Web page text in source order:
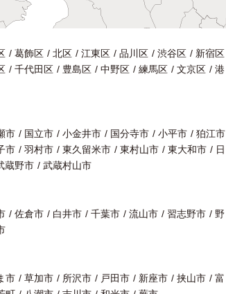
葛飾区 北区 江東区 品川区 渋谷区
新宿区
千代田区 豊島区 中野区 練馬区 文京区
港
市 国立市 小金井市 国分寺市 小平市
狛江市
市 羽村市 東久留米市 東村山市 東大和市
日
蔵野市 武蔵村山市
佐倉市 白井市 千葉市 流山市 習志野市
野
市 草加市 所沢市 戸田市 新座市 挟山市
富